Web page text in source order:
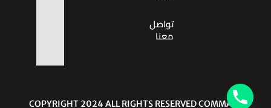
تواصل
معنا
© COPYRIGHT 2024 ALL RIGHTS RESERVED COMMA